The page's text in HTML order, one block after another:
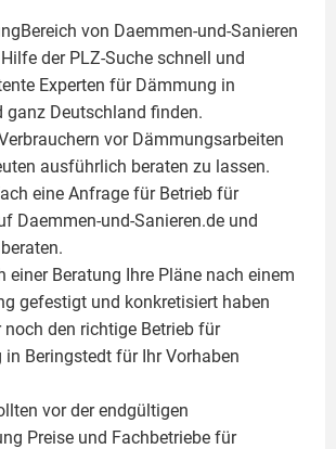
von Daemmen-und-Sanieren
der PLZ-Suche schnell und
Experten für Dämmung in
ganz Deutschland finden.
vor Dämmungsarbeiten
ausführlich beraten zu lassen.
eine Anfrage für Betrieb für
Daemmen-und-Sanieren.de und
einer Beratung Ihre Pläne nach einem
gefestigt und konkretisiert haben
noch den richtige Betrieb für
Beringstedt für Ihr Vorhaben
vor der endgültigen
Preise und Fachbetriebe für